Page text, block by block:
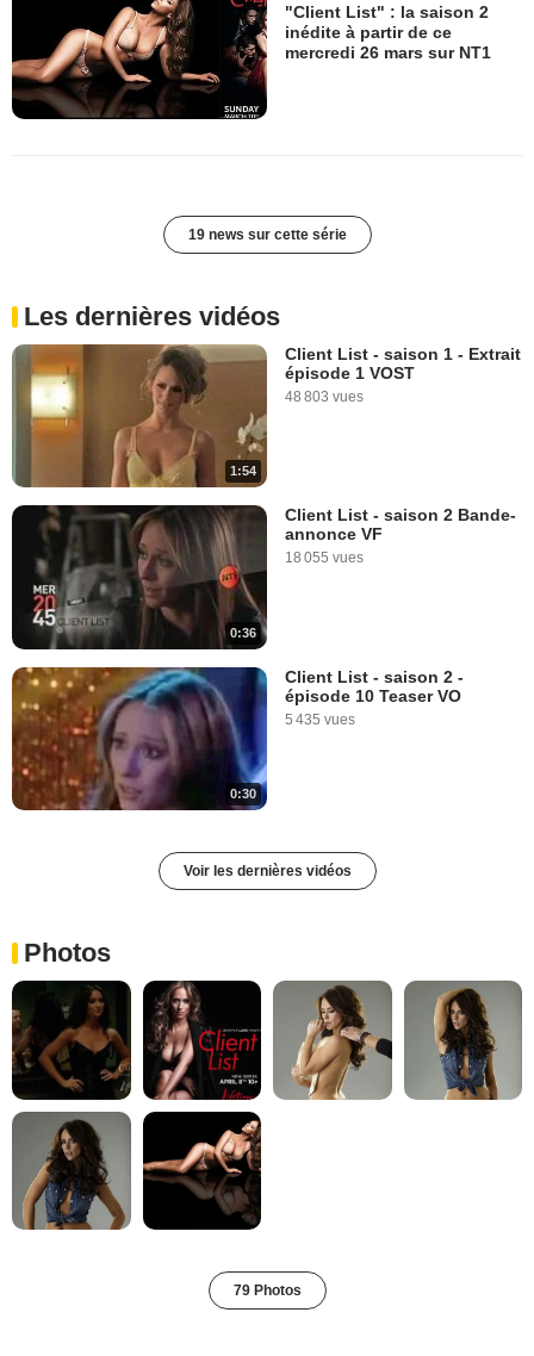
"Client List" : la saison 2
inédite à partir de ce
mercredi 26 mars sur NT1
19 news sur cette série
Les dernières vidéos
1:54
Client List - saison 1 - Extrait
épisode 1 VOST
48 803 vues
0:36
Client List - saison 2 Bande-
annonce VF
18 055 vues
0:30
Client List - saison 2 -
épisode 10 Teaser VO
5 435 vues
Voir les dernières vidéos
Photos
79 Photos